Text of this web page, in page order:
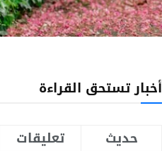
أخبار تستحق القراءة
تعليقات حديث